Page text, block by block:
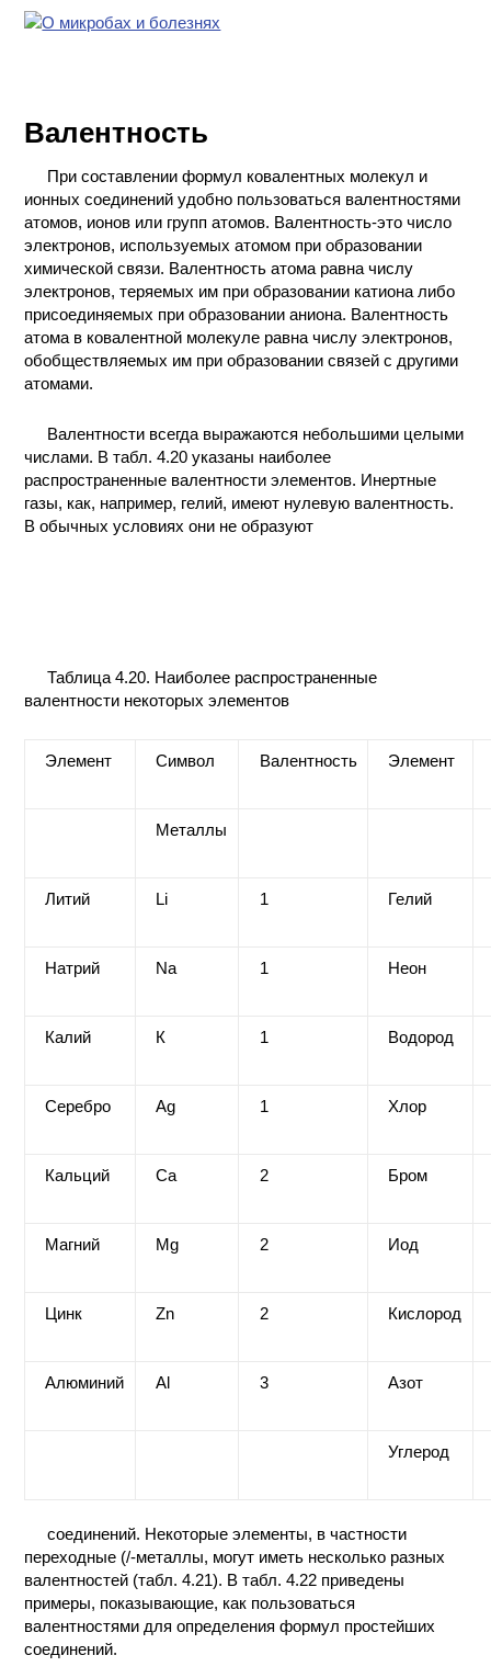
ХИМИЧЕСКАЯ
ВРЕДНЫЕ
ФАКТОРЫ
МЕТОДЫ
ПРАКТИЧЕСКОЙ
ХИМИИ
И ХИМИЧЕСКАЯ
ТЕХНОЛОГИЯ
КОНТАКТЫ
Валентность
При составлении формул ковалентных молекул и
ионных соединений удобно пользоваться валентностями
атомов, ионов или групп атомов. Валентность-это число
электронов, используемых атомом при образовании
химической связи. Валентность атома равна числу
электронов, теряемых им при образовании катиона либо
присоединяемых при образовании аниона. Валентность
атома в ковалентной молекуле равна числу электронов,
обобществляемых им при образовании связей с другими
атомами.
Валентности всегда выражаются небольшими целыми
числами. В табл. 4.20 указаны наиболее
распространенные валентности элементов. Инертные
газы, как, например, гелий, имеют нулевую валентность.
В обычных условиях они не образуют
Таблица 4.20. Наиболее распространенные
валентности некоторых элементов
Элемент Символ Валентность Элемент
Металлы
Литий Li 1 Гелий
Натрий Na 1 Неон
Калий К 1 Водород
Серебро Ag 1 Хлор
Кальций Ca 2 Бром
Магний Mg 2 Иод
Цинк Zn 2 Кислород
Алюминий Al 3 Азот
Углерод
соединений. Некоторые элементы, в частности
переходные (/-металлы, могут иметь несколько разных
валентностей (табл. 4.21). В табл. 4.22 приведены
примеры, показывающие, как пользоваться
валентностями для определения формул простейших
соединений.